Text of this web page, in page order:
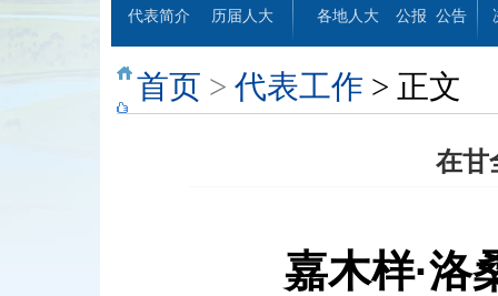
代表简介
历届人大
各地人大
公报 公告
首页 > 代表工作 > 正文
在甘
嘉木样·洛